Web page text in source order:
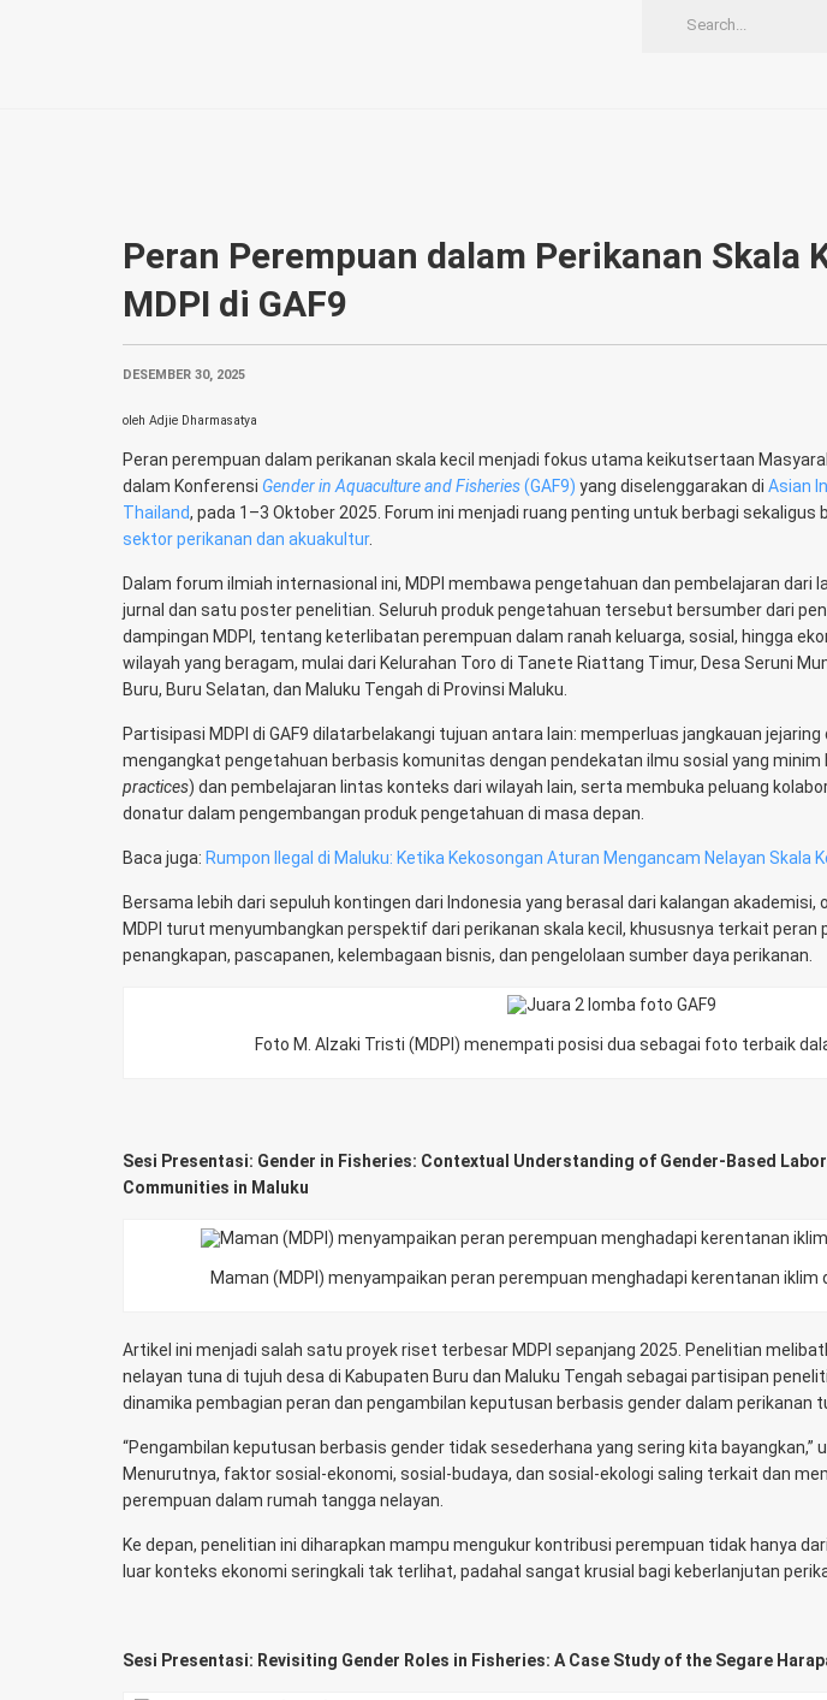
Peran Perempuan dalam Perikanan Skala
MDPI di GAF9
DESEMBER 30, 2025
oleh Adjie Dharmasatya
Peran perempuan dalam perikanan skala kecil menjadi fokus utama keikutsertaan
dalam Konferensi Gender in Aquaculture and Fisheries(GAF9) yang diselenggarakan di Asian
Thailand, pada 1–3 Oktober 2025. Forum ini menjadi ruang penting untuk berbagi sekaligus
sektor perikanan dan akuakultur.
Dalam forum ilmiah internasional ini, MDPI membawa pengetahuan dan pembelajaran dari
jurnal dan satu poster penelitian. Seluruh produk pengetahuan tersebut bersumber dari
dampingan MDPI, tentang keterlibatan perempuan dalam ranah keluarga, sosial, hingga
wilayah yang beragam, mulai dari Kelurahan Toro di Tanete Riattang Timur, Desa Seruni
Buru, Buru Selatan, dan Maluku Tengah di Provinsi Maluku.
Partisipasi MDPI di GAF9 dilatarbelakangi tujuan antara lain: memperluas jangkauan
mengangkat pengetahuan berbasis komunitas dengan pendekatan ilmu sosial yang minim
practices) dan pembelajaran lintas konteks dari wilayah lain, serta membuka peluang
donatur dalam pengembangan produk pengetahuan di masa depan.
Baca juga: Rumpon Ilegal di Maluku: Ketika Kekosongan Aturan Mengancam Nelayan Skala
Bersama lebih dari sepuluh kontingen dari Indonesia yang berasal dari kalangan akademisi,
MDPI turut menyumbangkan perspektif dari perikanan skala kecil, khususnya terkait
penangkapan, pascapanen, kelembagaan bisnis, dan pengelolaan sumber daya perikanan.
Foto M. Alzaki Tristi (MDPI) menempati posisi dua sebagai foto terbaik
Sesi Presentasi: Gender in Fisheries: Contextual Understanding of Gender-Based
Communities in Maluku
Maman (MDPI) menyampaikan peran perempuan menghadapi kerentanan iklim
Artikel ini menjadi salah satu proyek riset terbesar MDPI sepanjang 2025. Penelitian
nelayan tuna di tujuh desa di Kabupaten Buru dan Maluku Tengah sebagai partisipan
dinamika pembagian peran dan pengambilan keputusan berbasis gender dalam perikanan
“Pengambilan keputusan berbasis gender tidak sesederhana yang sering kita bayangkan,”
Menurutnya, faktor sosial-ekonomi, sosial-budaya, dan sosial-ekologi saling terkait dan
perempuan dalam rumah tangga nelayan.
Ke depan, penelitian ini diharapkan mampu mengukur kontribusi perempuan tidak hanya
luar konteks ekonomi seringkali tak terlihat, padahal sangat krusial bagi keberlanjutan
Sesi Presentasi: Revisiting Gender Roles in Fisheries: A Case Study of the Segare